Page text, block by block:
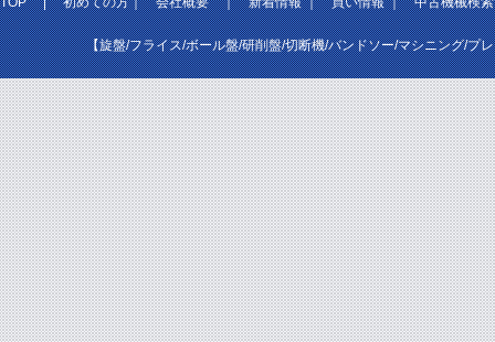
【旋盤/フライス/ボール盤/研削盤/切断機/バンドソー/マシニング/プ